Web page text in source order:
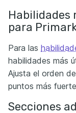
Habilidades
para
Para las
habilidades más
Ajusta el orden
puntos más
Secciones